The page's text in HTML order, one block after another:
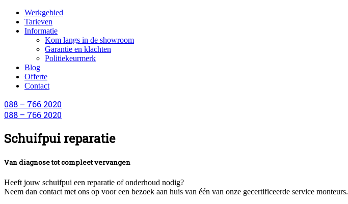
Werkgebied
Tarieven
Informatie
Kom langs in de showroom
Garantie en klachten
Politiekeurmerk
Blog
Offerte
Contact
088 – 766 2020
088 – 766 2020
Schuifpui reparatie
Van diagnose tot compleet vervangen
Heeft jouw schuifpui een reparatie of onderhoud nodig?
Neem dan contact met ons op voor een bezoek aan huis van één van onze gecertificeerde service monteurs.